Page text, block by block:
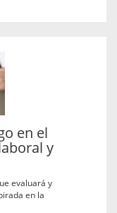
en el
y
evaluará y
en la